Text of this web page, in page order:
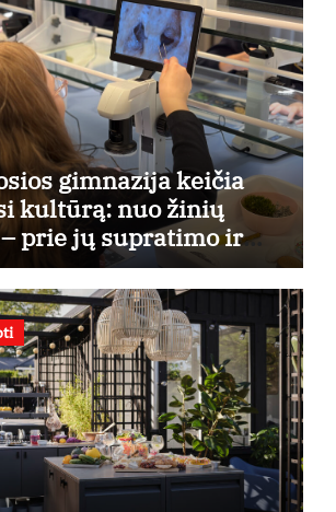
gimnazija keičia
kultūrą: nuo žinių
prie jų supratimo ir